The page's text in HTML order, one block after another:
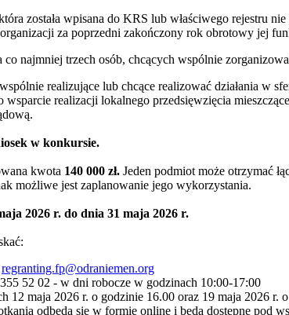
została wpisana do KRS lub właściwego rejestru
za poprzedni zakończony rok obrotowy jej
najmniej trzech osób, chcących wspólnie
realizujące lub chcące realizować działania w
wsparcie realizacji lokalnego przedsięwzięcia
w konkursie.
kwota 140 000 zł. Jeden podmiot może otrzymać
możliwe jest zaplanowanie jego wykorzystania.
2026 r. do dnia 31 maja 2026 r.
regranting.fp@odraniemen.org
52 02 - w dni robocze w godzinach 10:00-17:00
12 maja 2026 r. o godzinie 16.00 oraz 19 maja 2026
odbędą się w formie online i będą dostępne pod